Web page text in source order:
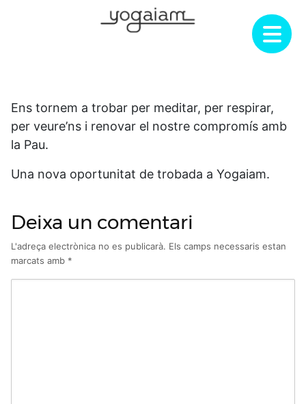
Ens tornem a trobar per meditar, per respirar,
per veure’ns i renovar el nostre compromís amb
la Pau.
Una nova oportunitat de trobada a Yogaiam.
Deixa un comentari
L'adreça electrònica no es publicarà. Els camps necessaris estan
marcats amb *